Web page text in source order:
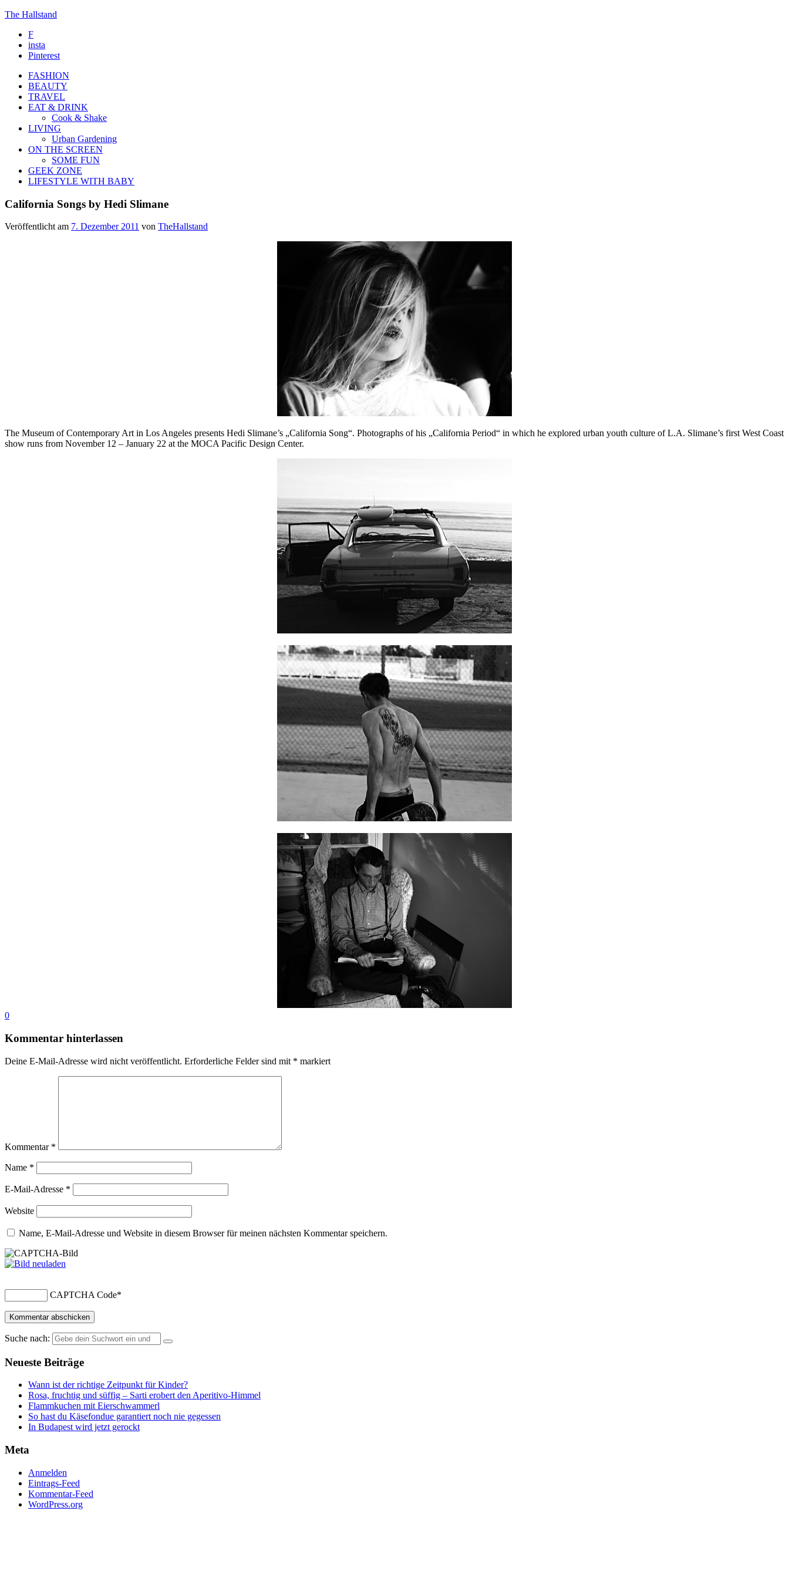
The Hallstand
F
insta
Pinterest
FASHION
BEAUTY
TRAVEL
EAT & DRINK
Cook & Shake
LIVING
Urban Gardening
ON THE SCREEN
SOME FUN
GEEK ZONE
LIFESTYLE WITH BABY
California Songs by Hedi Slimane
Veröffentlicht am 7. Dezember 2011 von TheHallstand
The Museum of Contemporary Art in Los Angeles presents Hedi Slimane’s „California Song“. Photographs of his „California Period“ in which he explored urban youth culture of L.A. Slimane’s first West Coast
show runs from November 12 – January 22 at the MOCA Pacific Design Center.
0
Kommentar hinterlassen
Deine E-Mail-Adresse wird nicht veröffentlicht. Erforderliche Felder sind mit * markiert
Kommentar *
Name *
E-Mail-Adresse *
Website
Name, E-Mail-Adresse und Website in diesem Browser für meinen nächsten Kommentar speichern.
CAPTCHA Code*
Suche nach:
Neueste Beiträge
Wann ist der richtige Zeitpunkt für Kinder?
Rosa, fruchtig und süffig – Sarti erobert den Aperitivo-Himmel
Flammkuchen mit Eierschwammerl
So hast du Käsefondue garantiert noch nie gegessen
In Budapest wird jetzt gerockt
Meta
Anmelden
Eintrags-Feed
Kommentar-Feed
WordPress.org